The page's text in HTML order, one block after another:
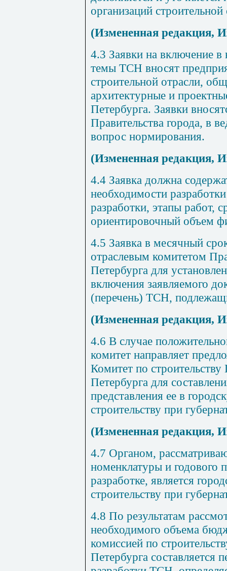
организаций
(Измененная редакция,
4.3 Заявки на включение в
темы ТСН вносят
строительной отрасли,
архитектурные и
Петербурга. Заявки
Правительства города, в
вопрос нормирования.
(Измененная редакция,
4.4 Заявка должна
необходимости
разработки, этапы работ,
ориентировочный объем
4.5 Заявка в месячный
отраслевым комитетом
Петербурга для
включения заявляемого
(перечень) ТСН,
(Измененная редакция,
4.6 В случае
комитет направляет
Комитет по строительству
Петербурга для
представления ее в
строительству при
(Измененная редакция,
4.7 Органом,
номенклатуры и
разработке, является
строительству при
4.8 По результатам
необходимого объема
комиссией по
Петербурга составляется